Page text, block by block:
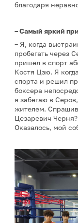
благодаря
– Самый яркий
– Я, когда
пробегать через
пришел в спорт
Костя Цзю. Я
спорта и решил
боксера
я забегаю в
жителем.
Цезаревич
Оказалось, мой